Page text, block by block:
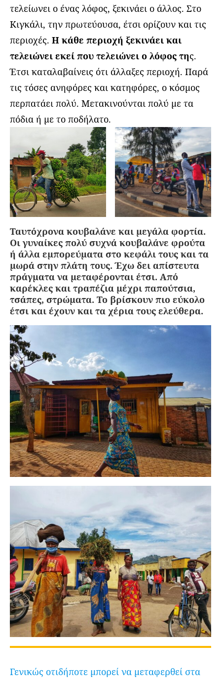
τελείωνει ο ένας λόφος, ξεκινάει ο άλλος. Στο
Κιγκάλι, την πρωτεύουσα, έτσι ορίζουν και τις
περιοχές. Η κάθε περιοχή ξεκινάει και
τελειώνει εκεί που τελειώνει ο λόφος της.
Έτσι καταλαβαίνεις ότι άλλαξες περιοχή. Παρά
τις τόσες ανηφόρες και κατηφόρες, ο κόσμος
περπατάει πολύ. Μετακινούνται πολύ με τα
πόδια ή με το ποδήλατο.
Ταυτόχρονα κουβαλάνε και μεγάλα φορτία.
Οι γυναίκες πολύ συχνά κουβαλάνε φρούτα
ή άλλα εμπορεύματα στο κεφάλι τους και τα
μωρά στην πλάτη τους. Έχω δει απίστευτα
πράγματα να μεταφέρονται έτσι. Από
καρέκλες και τραπέζια μέχρι παπούτσια,
τσάπες, στρώματα. Το βρίσκουν πιο εύκολο
έτσι και έχουν και τα χέρια τους ελεύθερα.
Γενικώς οτιδήποτε μπορεί να μεταφερθεί στα